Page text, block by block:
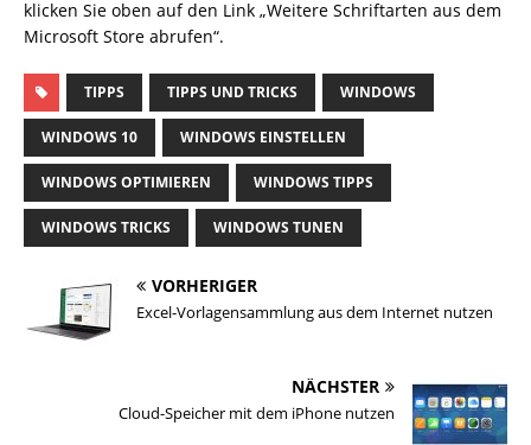
klicken Sie oben auf den Link „Weitere Schriftarten aus dem
Microsoft Store abrufen“.
TIPPS TIPPS UND TRICKS WINDOWS
WINDOWS 10 WINDOWS EINSTELLEN
WINDOWS OPTIMIEREN WINDOWS TIPPS
WINDOWS TRICKS WINDOWS TUNEN
VORHERIGER
Excel-Vorlagensammlung aus dem Internet nutzen
NÄCHSTER
Cloud-Speicher mit dem iPhone nutzen